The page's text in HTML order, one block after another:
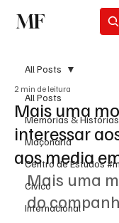
MF
All Posts
Memórias & Histórias
Maçonaria
Centro de Estudos
Cívico
Internacional
All Posts
Mais uma
interessar
aos media
2 min de leitura
Mais uma
do